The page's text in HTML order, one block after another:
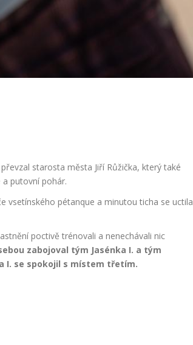
starosta města Jiří Růžička, který také
putovní pohár.
vsetínského pétanque a minutou ticha se uctila
poctivě trénovali a nenechávali nic
zabojoval tým Jasénka I. a tým
I. se spokojil s místem třetím.